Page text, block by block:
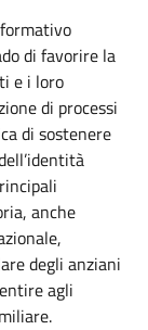
di favorire la
e i loro
di processi
di sostenere
anche
degli anziani
agli